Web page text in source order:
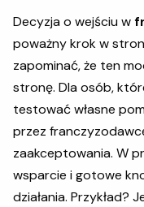
Decyzja o wejściu w
poważny krok w
zapominać, że ten
stronę. Dla osób,
testować własne
przez
zaakceptowania. W
wsparcie i gotowe
działania. Przykład?